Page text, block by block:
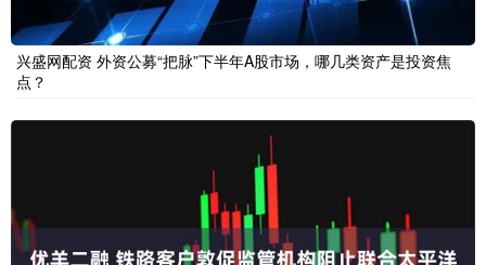
兴盛网配资 外资公募“把脉”下半年A股市场，哪几类资产是投资焦
点？